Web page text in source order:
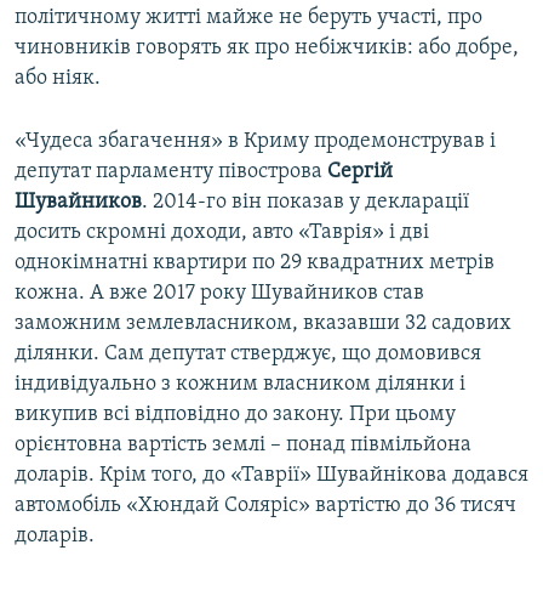
політичному житті майже не беруть участі, про
чиновників говорять як про небіжчиків: або добре,
або ніяк.
«Чудеса збагачення» в Криму продемонстрував і
депутат парламенту півострова Сергій
Шувайников. 2014-го він показав у декларації
досить скромні доходи, авто «Таврія» і дві
однокімнатні квартири по 29 квадратних метрів
кожна. А вже 2017 року Шувайников став
заможним землевласником, вказавши 32 садових
ділянки. Сам депутат стверджує, що домовився
індивідуально з кожним власником ділянки і
викупив всі відповідно до закону. При цьому
орієнтовна вартість землі – понад півмільйона
доларів. Крім того, до «Таврії» Шувайнікова додався
автомобіль «Хюндай Соляріс» вартістю до 36 тисяч
доларів.